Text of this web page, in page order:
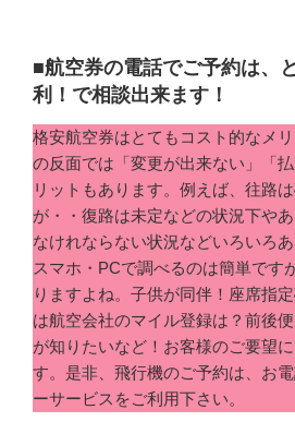
■航空券の電話でご予約は、
利！で相談出来ます！
格安航空券はとてもコスト的なメ
の反面では「変更が出来ない」「
リットもあります。例えば、往路
が・・復路は未定などの状況下や
なけれならない状況などいろいろ
スマホ・PCで調べるのは簡単です
りますよね。子供が同伴！座席指
は航空会社のマイル登録は？前後
が知りたいなど！お客様のご要望
す。是非、飛行機のご予約は、お
ーサービスをご利用下さい。